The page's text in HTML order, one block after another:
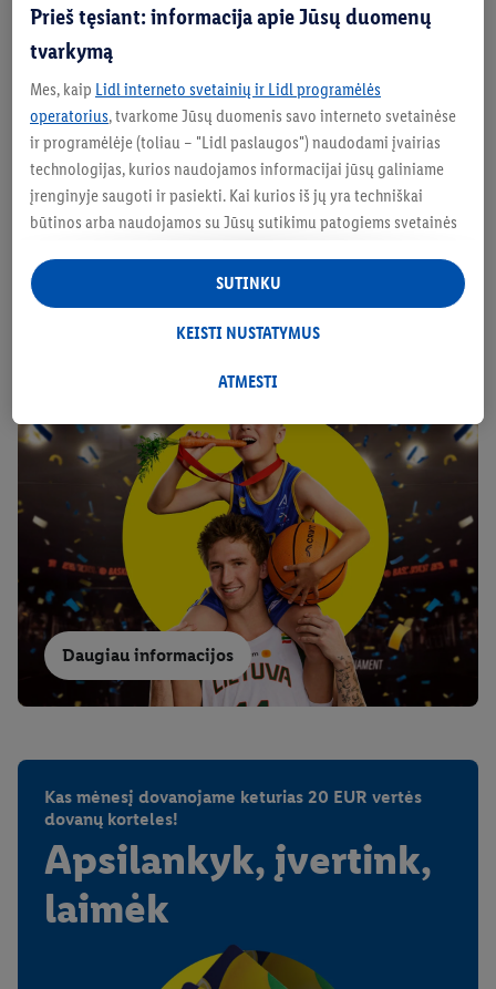
LIVARNO: Vaikų
kambarys
PASIŪLYMAI
Nuo rugpjūčio 3 d.
PASIŪLYMAI
Nuo rugpjūčio 3 d.
10 metų
šviežio maisto
partneris
Daugiau informacijos
Kas mėnesį dovanojame keturias 20 EUR vertės
dovanų korteles!
Apsilankyk, įvertink,
laimėk
Prieš tęsiant: informacija apie Jūsų duomenų
tvarkymą
Mes, kaip Lidl interneto svetainių ir Lidl programėlės
operatorius, tvarkome Jūsų duomenis savo interneto svetainėse
ir programėlėje (toliau – "Lidl paslaugos") naudodami įvairias
technologijas, kurios naudojamos informacijai jūsų galiniame
įrenginyje saugoti ir pasiekti. Kai kurios iš jų yra techniškai
būtinos arba naudojamos su Jūsų sutikimu patogiems svetainės
personalizuotoms reklamos priemonėms Lidl paslaugose ir už
jų ribų. Jei esate "Lidl Plus" programos dalyvis, šiais tikslais taip
pat tvarkomi duomenys apie Jūsų elgesį apsiperkant
Skiltyje "Keisti nustatymus" galite leisti individualius tikslus ir
Paspaudę "Atmesti", galite leisti naudoti tik būtinas
technologijas. Pasirinkę "Sutinku", sutinkate, kad duomenys
būtų tvarkomi visais pirmiau minėtais tikslais. Daugiau
informacijos, įskaitant informaciją apie duomenų saugojimo
laikotarpį ir Jūsų teisę bet kada atšaukti sutikimą, galite rasti
mūsųprivatumo politikojearba paspaudus čia.
ATMESTI
KEISTI NUSTATYMUS
SUTINKU